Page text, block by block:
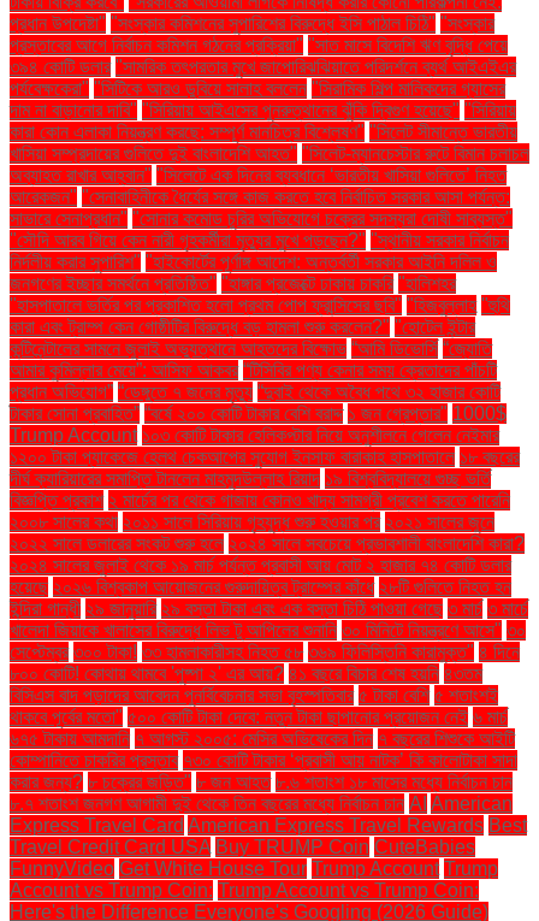
প্রধান উপদেষ্টা" "সংস্কার কমিশনের সুপারিশের বিরুদ্ধে ইসি পাঠাল চিঠি" "সংস্কার
প্রস্তাবের আগে নির্বাচন কমিশন গঠনের প্রক্রিয়া" "সাত মাসে বিদেশি ঋণ বৃদ্ধি পেয়ে
৩৯৪ কোটি ডলার "সামরিক তৎপরতার মুখে জাপোরিঝঝিয়াতে পরিদর্শনে ব্যর্থ আইএইএর
পর্যবেক্ষকেরা" "সিটিকে আরও ডুবিয়ে সালাহ বললেন "সিরামিক শিল্প মালিকদের গ্যাসের
দাম না বাড়ানোর দাবি" "সিরিয়ায় আইএসের পুনরুত্থানের ঝুঁকি দ্বিগুণ হয়েছে" "সিরিয়ায়
কারা কোন এলাকা নিয়ন্ত্রণ করছে: সম্পূর্ণ মানচিত্র বিশ্লেষণ" "সিলেট সীমান্তে ভারতীয়
খাসিয়া সম্প্রদায়ের গুলিতে দুই বাংলাদেশি আহত" "সিলেট-ম্যানচেস্টার রুটে বিমান চলাচল
অব্যাহত রাখার আহ্বান" "সিলেটে এক দিনের ব্যবধানে ‘ভারতীয় খাসিয়া গু‌লিতে’ নিহত
আরেকজন" "সেনাবাহিনীকে ধৈর্যের সঙ্গে কাজ করতে হবে নির্বাচিত সরকার আসা পর্যন্ত:
সাভারে সেনাপ্রধান" "সোনার কমোড চুরির অভিযোগে চক্রের সদস্যরা দোষী সাব্যস্ত"
"সৌদি আরব গিয়ে কেন নারী গৃহকর্মীরা মৃত্যুর মুখে পড়ছেন?" "স্থানীয় সরকার নির্বাচন
নির্দলীয় করার সুপারিশ" "হাইকোর্টের পূর্ণাঙ্গ আদেশ: অন্তর্বর্তী সরকার আইনি দলিল ও
জনগণের ইচ্ছার সমর্থনে প্রতিষ্ঠিত" "হাঙ্গার প্রজেক্টে ঢাকায় চাকরি "হালিশহর
"হাসপাতালে ভর্তির পর প্রকাশিত হলো প্রথম পোপ ফ্রান্সিসের ছবি" "হিজবুল্লাহ "হুথি
কারা এবং ট্রাম্প কেন গোষ্ঠীটির বিরুদ্ধে বড় হামলা শুরু করলেন?" "হোটেল ইন্টার
কন্টিনেন্টালের সামনে জুলাই অভ্যুত্থানে আহতদের বিক্ষোভ “আমি ডিভোর্সি “জ্যোতি
আমার কুমিল্লার মেয়ে”: আসিফ আকবর “টিসিবির পণ্য কেনার সময় ক্রেতাদের পাঁচটি
প্রধান অভিযোগ” “ডেঙ্গুতে ৭ জনের মৃত্যু “দুবাই থেকে অবৈধ পথে ৩২ হাজার কোটি
টাকার সোনা প্রবাহিত” “বর্ষে ২০০ কোটি টাকার বেশি বরাদ্দ ১ জন গ্রেপ্তার" 1000$
Trump Account ১০৩ কোটি টাকার হেলিকপ্টার নিয়ে অনুশীলনে গেলেন নেইমার
১২০০ টাকা প্যাকেজে হেলথ চেকআপের সুযোগ ইনসাফ বারাকাহ হাসপাতালে ১৮ বছরের
দীর্ঘ ক্যারিয়ারের সমাপ্তি টানলেন মাহমুদউল্লাহ রিয়াদ ১৯ বিশ্ববিদ্যালয়ে গুচ্ছ ভর্তি
বিজ্ঞপ্তি প্রকাশ ২ মার্চের পর থেকে গাজায় কোনও খাদ্য সামগ্রী প্রবেশ করতে পারেনি
২০০৮ সালের কথা ২০১১ সালে সিরিয়ায় গৃহযুদ্ধ শুরু হওয়ার পর ২০২১ সালের জুনে
২০২২ সালে ডলারের সংকট শুরু হলে ২০২৪ সালে সবচেয়ে প্রভাবশালী বাংলাদেশি কারা?
২০২৪ সালের জুলাই থেকে ১৯ মার্চ পর্যন্ত প্রবাসী আয় মোট ২ হাজার ৭৪ কোটি ডলার
হয়েছে ২০২৬ বিশ্বকাপ আয়োজনের গুরুদায়িত্ব ট্রাম্পের কাঁধে ২৮টি গুলিতে নিহত হন
ইন্দিরা গান্ধী ২৯ জানুয়ারি ২৯ বস্তা টাকা এবং এক বস্তা চিঠি পাওয়া গেছে ৩ মার্চ ৩ মার্চে
খালেদা জিয়াকে খালাসের বিরুদ্ধে লিভ টু আপিলের শুনানি ৩০ মিনিটে নিয়ন্ত্রণে আসে" ৩০
সেপ্টেম্বর ৩০০ টাকা! ৩৩ হামলাকারীসহ নিহত ৫৮ ৩৬৯ ফিলিস্তিনি কারামুক্ত" ৪ দিনে
৮০০ কোটি! কোথায় থামবে 'পুষ্পা ২' এর আয়? ৪১ বছরে বিচার শেষ হয়নি ৪৩তম
বিসিএস বাদ পড়াদের আবেদন পুনর্বিবেচনার সভা বৃহস্পতিবার ৫ টাকা বেশি ৫ শতাংশই
থাকবে পূর্বের মতো" ৫০০ কোটি টাকা দেবে: নতুন টাকা ছাপানোর প্রয়োজন নেই ৬ মার্চ
৬৭৫ টাকায় আমদানি ৭ আগস্ট ২০০৫: মেসির অভিষেকের দিন ৭ বছরের শিশুকে আইটি
কোম্পানিতে চাকরির প্রস্তাব ৭৩০ কোটি টাকার ‘প্রবাসী আয় নাটক’ কি কালোটাকা সাদা
করার জন্য? ৮ চক্রের জড়িত" ৮ জন আহত ৮.৬ শতাংশ ১৮ মাসের মধ্যে নির্বাচন চান
৮.৭ শতাংশ জনগণ আগামী দুই থেকে তিন বছরের মধ্যে নির্বাচন চান AI American
Express Travel Card American Express Travel Rewards Best
Travel Credit Card USA Buy TRUMP Coin CuteBabies
FunnyVideo Get White House Tour Trump Account Trump
Account vs Trump Coin: Trump Account vs Trump Coin:
Here's the Difference Everyone's Googling (2026 Guide)